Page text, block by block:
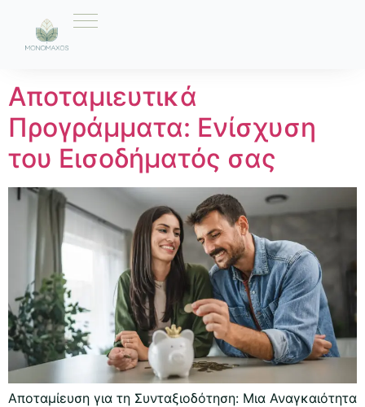
Ετικέτα:
Αποταμιευτικά
Προγράμματα: Ενίσχυση
του Εισοδήματός σας
Αποταμίευση για τη Συνταξιοδότηση: Μια Αναγκαιότητα